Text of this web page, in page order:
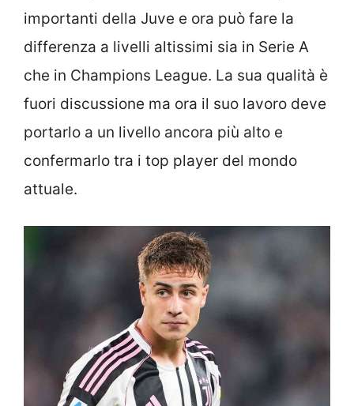
importanti della Juve e ora può fare la
differenza a livelli altissimi sia in Serie A
che in Champions League. La sua qualità è
fuori discussione ma ora il suo lavoro deve
portarlo a un livello ancora più alto e
confermarlo tra i top player del mondo
attuale.